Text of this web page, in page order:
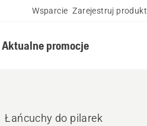
Wsparcie Zarejestruj produkt
Aktualne promocje
Łańcuchy do pilarek